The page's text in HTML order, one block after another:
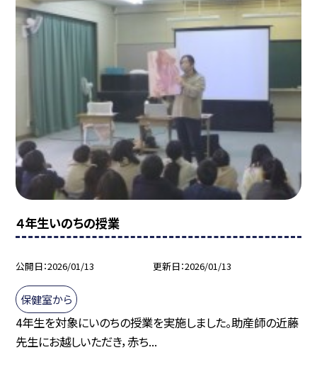
４年生いのちの授業
公開日 2026/01/13 更新日 2026/01/13
保健室から
4年生を対象にいのちの授業を実施しました。助産師の近藤
先生にお越しいただき，赤ち...